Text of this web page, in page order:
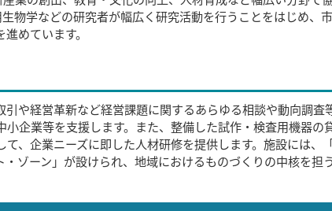
物学などの研究者が幅広く研究活動を行うことをはじめ、
めています。
や経営革新など経営課題に関するあらゆる相談や動向調査
企業等を支援します。また、整備した試作・検査用機器の
、企業ニーズに即した人材研修を提供します。施設には、
ゾーン」が設けられ、地域におけるものづくりの中核を担